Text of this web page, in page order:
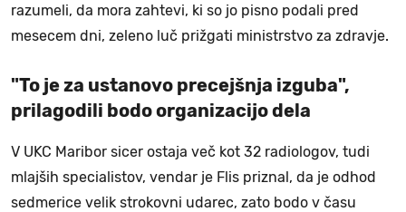
razumeli, da mora zahtevi, ki so jo pisno podali pred
mesecem dni, zeleno luč prižgati ministrstvo za zdravje.
"To je za ustanovo precejšnja izguba",
prilagodili bodo organizacijo dela
V UKC Maribor sicer ostaja več kot 32 radiologov, tudi
mlajših specialistov, vendar je Flis priznal, da je odhod
sedmerice velik strokovni udarec, zato bodo v času